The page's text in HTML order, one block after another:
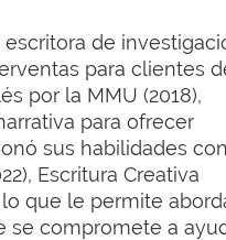
de
para clientes
por la MMU (2018),
para ofrecer
sus habilidades con
Escritura Creativa
lo que le permite
se compromete a